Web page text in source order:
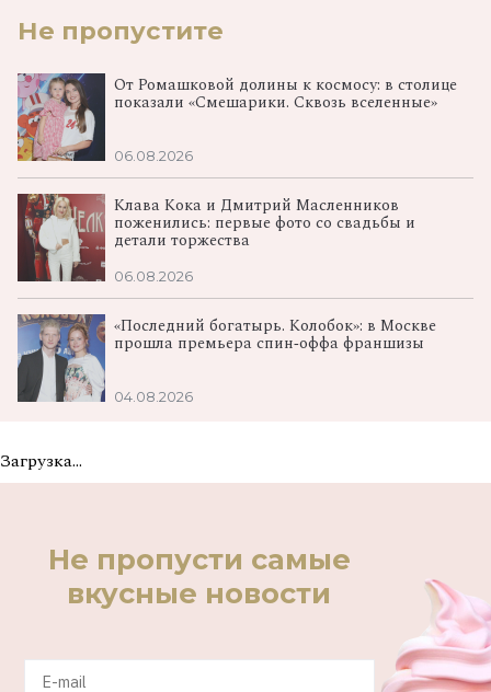
Не пропустите
От Ромашковой долины к космосу: в столице
показали «Смешарики. Сквозь вселенные»
06.08.2026
Клава Кока и Дмитрий Масленников
поженились: первые фото со свадьбы и
детали торжества
06.08.2026
«Последний богатырь. Колобок»: в Москве
прошла премьера спин‑оффа франшизы
04.08.2026
Загрузка...
Не пропусти самые
вкусные новости